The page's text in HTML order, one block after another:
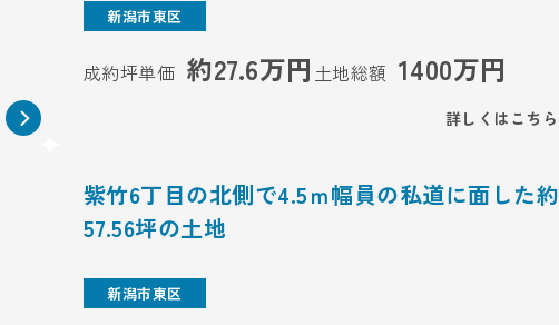
新潟市東区
成約坪単価 約27.6万円 土地総額 1400万円
詳しくはこちら
紫竹6丁目の北側で4.5ｍ幅員の私道に面した約
57.56坪の土地
新潟市東区